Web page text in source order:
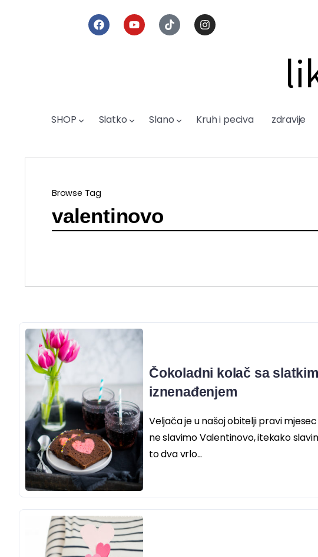
SHOP Slatko Slano Kruh i peciva zdravije
Browse Tag
valentinovo
Čokoladni kolač sa slatkim
iznenađenjem
Veljača je u našoj obitelji pravi
ne slavimo Valentinovo, itekako
to dva vrlo...